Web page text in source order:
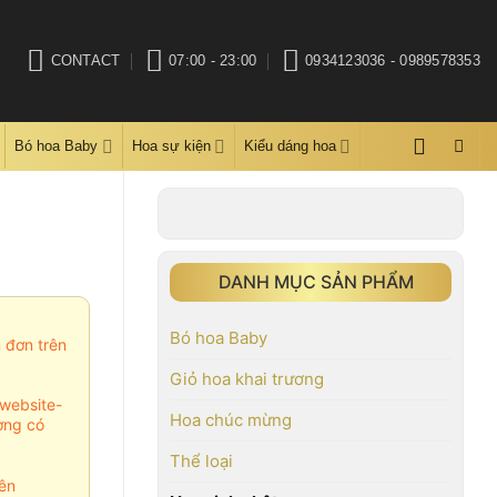
CONTACT 07:00 - 23:00 0934123036 - 0989578353
Bó hoa Baby Hoa sự kiện Kiểu dáng hoa
DANH MỤC SẢN PHẨM
Bó hoa Baby
Giỏ hoa khai trương
Hoa chúc mừng
Thể loại
đơn trên
có